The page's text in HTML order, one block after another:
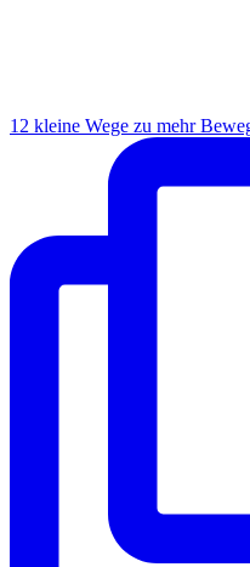
12 kleine Wege zu mehr